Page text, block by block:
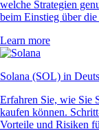
welche Strategien
beim Einstieg über
Learn more
Solana (SOL) in
Erfahren Sie, wie Sie
kaufen können.
Vorteile und Risiken